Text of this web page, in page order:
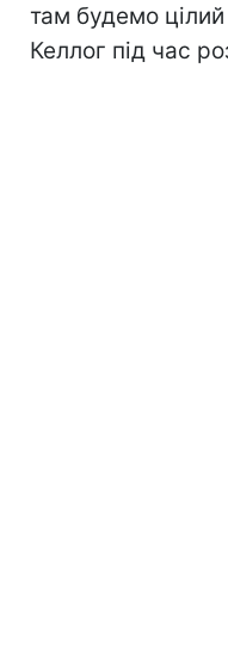
там будемо
Келлог під час